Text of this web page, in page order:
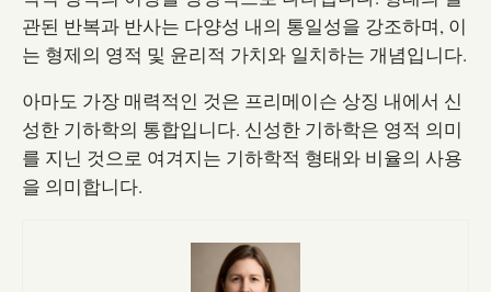
관된 반복과 반사는 다양성 내의 통일성을 강조하며, 이
는 형제의 영적 및 윤리적 가치와 일치하는 개념입니다.
아마도 가장 매력적인 것은 프리메이슨 상징 내에서 신
성한 기하학의 통합입니다. 신성한 기하학은 영적 의미
를 지닌 것으로 여겨지는 기하학적 형태와 비율의 사용
을 의미합니다.